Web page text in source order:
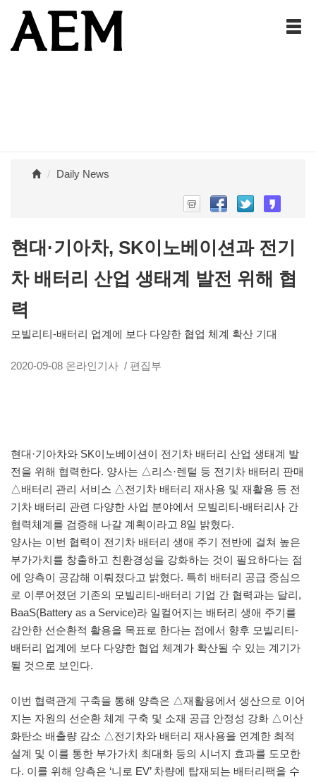
Daily News
현대·기아차, SK이노베이션과 전기
차 배터리 산업 생태계 발전 위해 협
력
모빌리티-배터리 업계에 보다 다양한 협업 체계 확산 기대
2020-09-08 온라인기사 / 편집부
현대·기아차와 SK이노베이션이 전기차 배터리 산업 생태계 발
전을 위해 협력한다. 양사는 △리스·렌털 등 전기차 배터리 판매
△배터리 관리 서비스 △전기차 배터리 재사용 및 재활용 등 전
기차 배터리 관련 다양한 사업 분야에서 모빌리티-배터리사 간
협력체계를 검증해 나갈 계획이라고 8일 밝혔다.
양사는 이번 협력이 전기차 배터리 생애 주기 전반에 걸쳐 높은
부가가치를 창출하고 친환경성을 강화하는 것이 필요하다는 점
에 양측이 공감해 이뤄졌다고 밝혔다. 특히 배터리 공급 중심으
로 이루어졌던 기존의 모빌리티-배터리 기업 간 협력과는 달리,
BaaS(Battery as a Service)라 일컬어지는 배터리 생애 주기를
감안한 선순환적 활용을 목표로 한다는 점에서 향후 모빌리티-
배터리 업계에 보다 다양한 협업 체계가 확산될 수 있는 계기가
될 것으로 보인다.
이번 협력관계 구축을 통해 양측은 △재활용에서 생산으로 이어
지는 자원의 선순환 체계 구축 및 소재 공급 안정성 강화 △이산
화탄소 배출량 감소 △전기차와 배터리 재사용을 연계한 최적
설계 및 이를 통한 부가가치 최대화 등의 시너지 효과를 도모한
다. 이를 위해 양측은 ‘니로 EV’ 차량에 탑재되는 배터리팩을 수